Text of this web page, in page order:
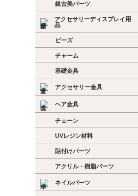
銀古美パーツ
アクセサリーディスプレイ用
品
ビーズ
チャーム
基礎金具
アクセサリー金具
ヘア金具
チェーン
UVレジン材料
貼付けパーツ
アクリル・樹脂パーツ
ネイルパーツ